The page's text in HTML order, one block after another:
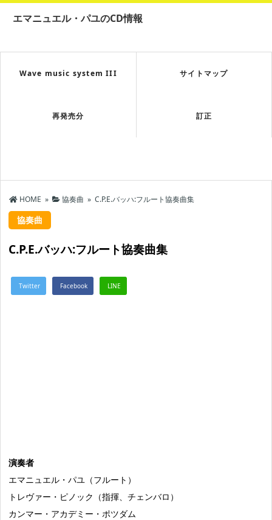
エマニュエル・パユのCD情報
Wave music system III サイトマップ
再発売分 訂正
HOME » 協奏曲 » C.P.E.バッハ:フルート協奏曲集
協奏曲
C.P.E.バッハ:フルート協奏曲集
演奏者
エマニュエル・パユ（フルート）
トレヴァー・ピノック（指揮、チェンバロ）
カンマー・アカデミー・ポツダム